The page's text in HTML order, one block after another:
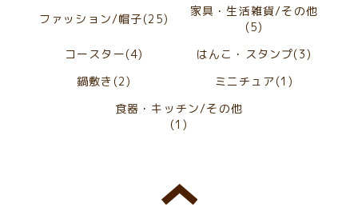
ファッション/帽子(25)
家具・生活雑貨/その他
(5)
コースター(4)
はんこ・スタンプ(3)
鍋敷き(2)
ミニチュア(1)
食器・キッチン/その他
(1)